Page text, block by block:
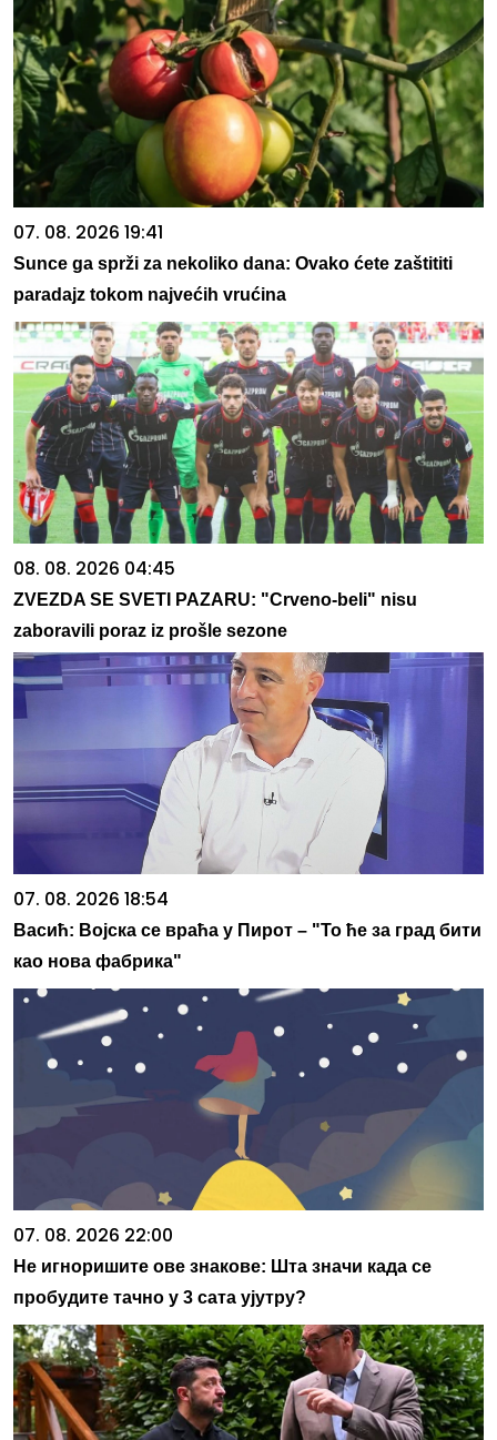
07. 08. 2026 19:41
Sunce ga sprži za nekoliko dana: Ovako ćete zaštititi
paradajz tokom najvećih vrućina
08. 08. 2026 04:45
ZVEZDA SE SVETI PAZARU: "Crveno-beli" nisu
zaboravili poraz iz prošle sezone
07. 08. 2026 18:54
Васић: Војска се враћа у Пирот – "То ће за град бити
као нова фабрика"
07. 08. 2026 22:00
Не игноришите ове знакове: Шта значи када се
пробудите тачно у 3 сата ујутру?